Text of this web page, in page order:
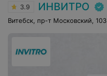
3.9 ИНВИТРО
Витебск, пр-т Московский, 103